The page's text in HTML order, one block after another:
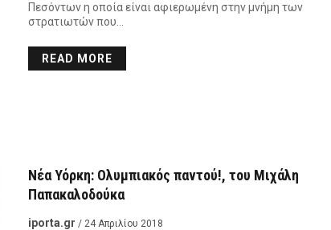
Πεσόντων η οποία είναι αφιερωμένη στην μνήμη των
στρατιωτών που…
READ MORE
Νέα Υόρκη: Ολυμπιακός παντού!, του Μιχάλη
Παπακαλοδούκα
iporta.gr / 24 Απριλίου 2018